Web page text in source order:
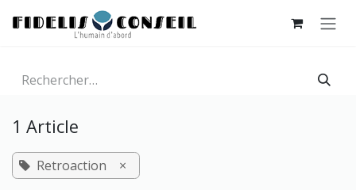
1 Article
Retroaction ×